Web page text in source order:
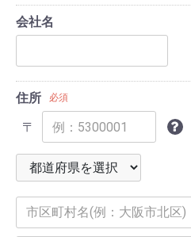
会社名
住所 必須
〒